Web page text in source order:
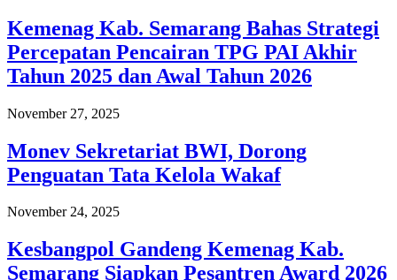
Kemenag Kab. Semarang Bahas Strategi
Percepatan Pencairan TPG PAI Akhir
Tahun 2025 dan Awal Tahun 2026
November 27, 2025
Monev Sekretariat BWI, Dorong
Penguatan Tata Kelola Wakaf
November 24, 2025
Kesbangpol Gandeng Kemenag Kab.
Semarang Siapkan Pesantren Award 2026